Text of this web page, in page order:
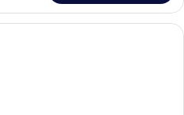
Kaliteli yatak takımı, kuştüyü yorgan,